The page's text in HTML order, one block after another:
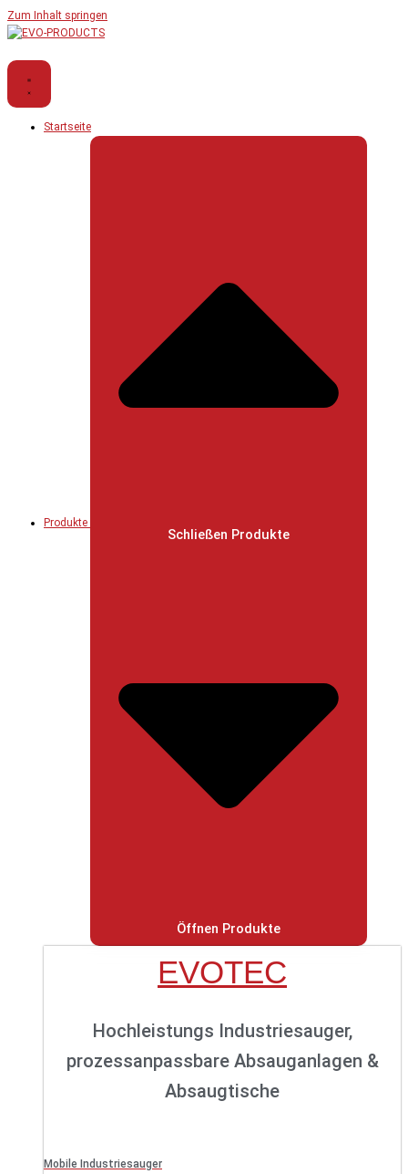
Zum Inhalt springen
Startseite
Produkte
Schließen Produkte
Öffnen Produkte
EVOTEC
Hochleistungs Industriesauger,
prozessanpassbare Absauganlagen &
Absaugtische
Mobile Industriesauger